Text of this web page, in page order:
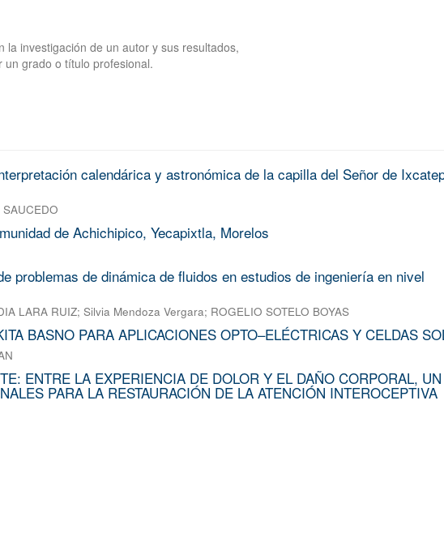
la investigación de un autor y sus resultados,
grado o título profesional.
calendárica y astronómica de la capilla del Señor de
de Achichipico, Yecapixtla, Morelos
problemas de dinámica de fluidos en estudios de ingeniería en nivel
LARA RUIZ; Silvia Mendoza Vergara; ROGELIO SOTELO BOYAS
BASNO PARA APLICACIONES OPTO–ELÉCTRICAS Y CELDAS
ENTRE LA EXPERIENCIA DE DOLOR Y EL DAÑO CORPORAL, UN
PARA LA RESTAURACIÓN DE LA ATENCIÓN INTEROCEPTIVA